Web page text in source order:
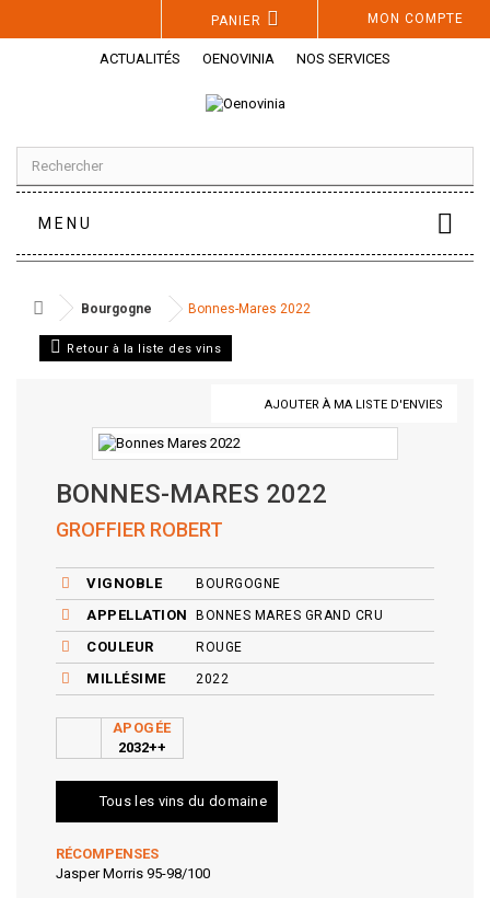
MON COMPTE
PANIER
ACTUALITÉS OENOVINIA NOS SERVICES
MENU
Bourgogne Bonnes-Mares 2022
AJOUTER À MA LISTE D'ENVIES
Retour à la liste des vins
BONNES-MARES 2022
GROFFIER ROBERT
VIGNOBLE BOURGOGNE
APPELLATION BONNES MARES GRAND CRU
COULEUR ROUGE
MILLÉSIME 2022
APOGÉE
2032++
Tous les vins du domaine
RÉCOMPENSES
Jasper Morris 95-98/100